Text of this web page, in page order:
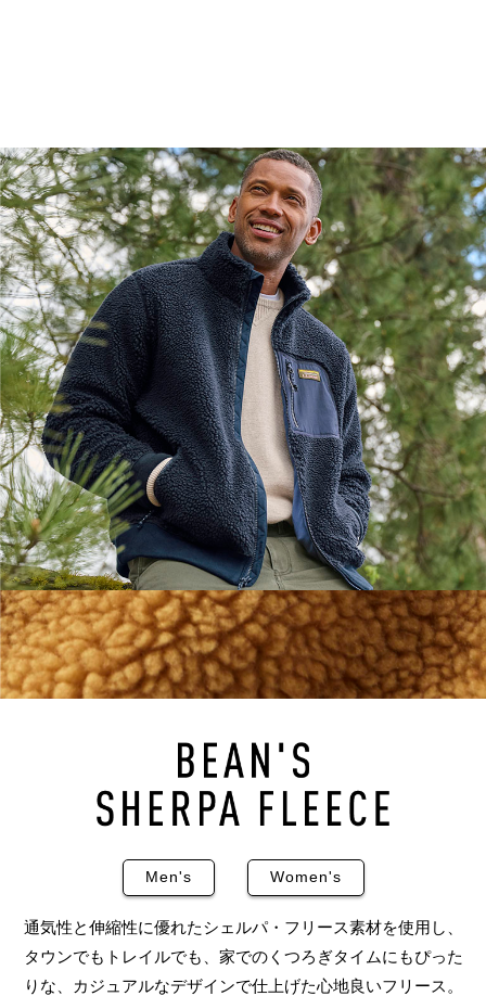
Men's Women's
通気性と伸縮性に優れたシェルパ・フリース素材を使用し、
タウンでもトレイルでも、家でのくつろぎタイムにもぴった
りな、カジュアルなデザインで仕上げた心地良いフリース。